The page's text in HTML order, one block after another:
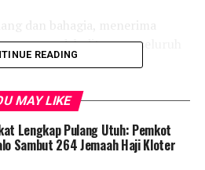
dan bahagia, menerima
yang sudah ditunggu seluruh
sengaja mendapatkan informasi
Lamahu dan KKIG, Marten
harmonisasi antara dua
READING
MAY LIKE
Lengkap Pulang Utuh: Pemkot
Sambut 264 Jemaah Haji Kloter